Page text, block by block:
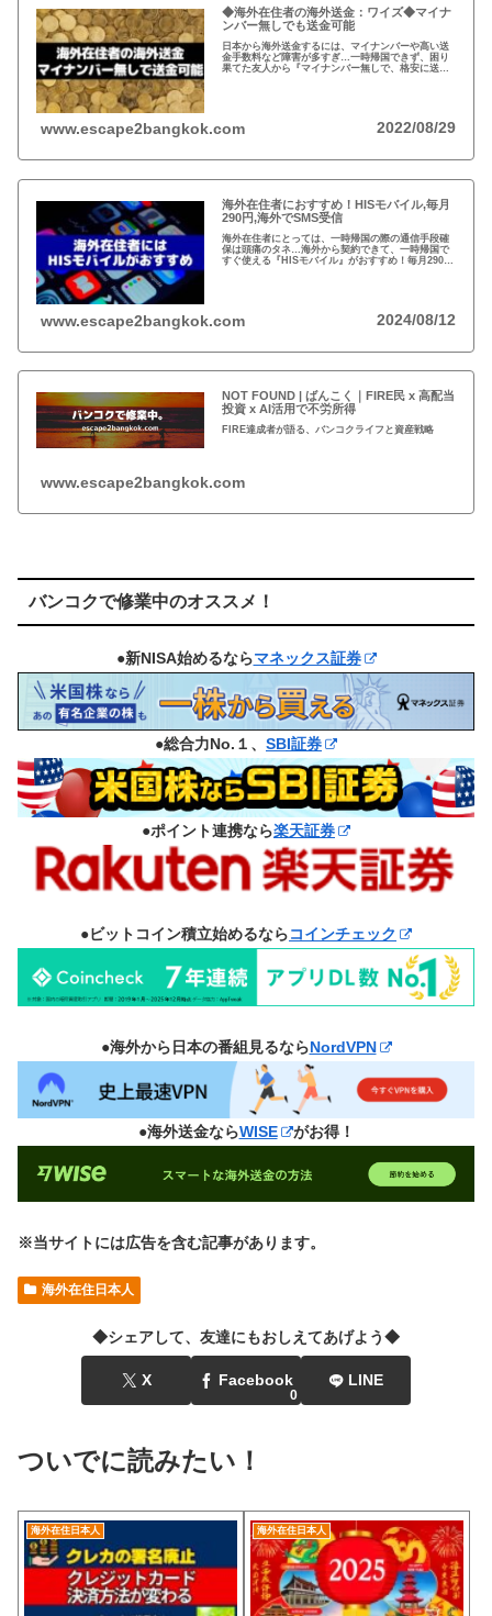
◆海外在住者の海外送金：ワイズ◆マイナ
ンバー無しでも送金可能
日本から海外送金するには、マイナンバーや高い送
金手数料など障害が多すぎ…一時帰国できず、困り
果てた友人から『マイナンバー無しで、格安に送金
www.escape2bangkok.com 2022/08/29
海外在住者におすすめ！HISモバイル,毎月
290円,海外でSMS受信
海外在住者にとっては、一時帰国の際の通信手段確
保は頭痛のタネ…海外から契約できて、一時帰国で
すぐ使える『HISモバイル』がおすすめ！毎月290円
www.escape2bangkok.com 2024/08/12
NOT FOUND | ばんこく｜FIRE民 x 高配当
投資 x AI活用で不労所得
FIRE達成者が語る、バンコクライフと資産戦略
www.escape2bangkok.com
バンコクで修業中のオススメ！
●新NISA始めるならマネックス証券
●総合力No.１、 SBI証券
●ポイント連携なら楽天証券
●ビットコイン積立始めるならコインチェック
●海外から日本の番組見るならNordVPN
●海外送金ならWISE がお得！
※当サイトには広告を含む記事があります。
海外在住日本人
◆シェアして、友達にもおしえてあげよう◆
X Facebook
0
LINE
ついでに読みたい！
海外在住日本人 海外在住日本人